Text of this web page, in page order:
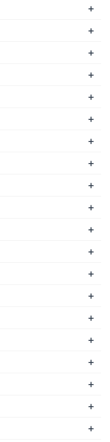
+
+
+
+
+
+
+
+
+
+
+
+
+
+
+
+
+
+
+
+